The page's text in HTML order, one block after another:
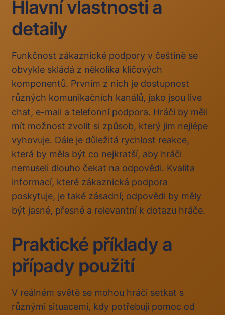
Hlavní vlastnosti a
detaily
Funkčnost zákaznické podpory v češtině se
obvykle skládá z několika klíčových
komponentů. Prvním z nich je dostupnost
různých komunikačních kanálů, jako jsou live
chat, e-mail a telefonní podpora. Hráči by měli
mít možnost zvolit si způsob, který jim nejlépe
vyhovuje. Dále je důležitá rychlost reakce,
která by měla být co nejkratší, aby hráči
nemuseli dlouho čekat na odpovědi. Kvalita
informací, které zákaznická podpora
poskytuje, je také zásadní; odpovědi by měly
být jasné, přesné a relevantní k dotazu hráče.
Praktické příklady a
případy použití
V reálném světě se mohou hráči setkat s
různými situacemi, kdy potřebují pomoc od